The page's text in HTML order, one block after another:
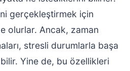
gerçekleştirmek için
olurlar. Ancak, zaman
stresli durumlarla başa
Yine de, bu özellikleri